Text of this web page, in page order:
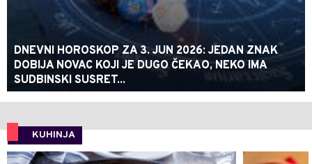
DNEVNI HOROSKOP ZA 3. JUN 2026: JEDAN ZNAK
DOBIJA NOVAC KOJI JE DUGO ČEKAO, NEKO IMA
SUDBINSKI SUSRET...
KUHINJA
0